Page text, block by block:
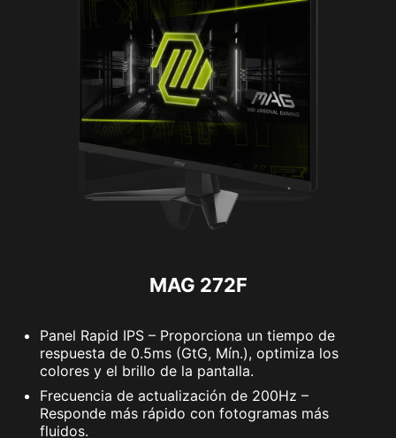
MAG 272F
Panel Rapid IPS – Proporciona un tiempo de
respuesta de 0.5ms (GtG, Mín.), optimiza los
colores y el brillo de la pantalla.
Frecuencia de actualización de 200Hz –
Responde más rápido con fotogramas más
fluidos.